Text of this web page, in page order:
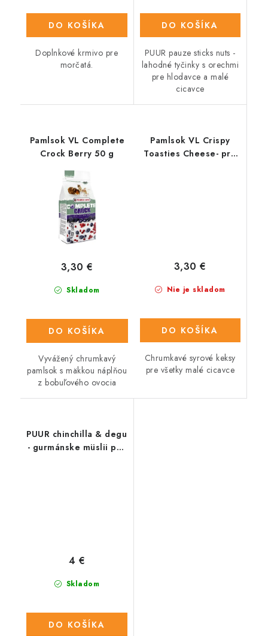
DO KOŠÍKA
Doplnkové krmivo pre
morčatá.
DO KOŠÍKA
PUUR pauze sticks nuts -
lahodné tyčinky s orechmi
pre hlodavce a malé
cicavce
Pamlsok VL Complete
Crock Berry 50 g
Skladom
3,30 €
DO KOŠÍKA
Vyvážený chrumkavý
pamlsok s mäkkou náplňou
z bobuľového ovocia
Pamlsok VL Crispy
Toasties Cheese- pre
Nie je skladom
3,30 €
DO KOŠÍKA
Chrumkavé syrové keksy
pre všetky malé cicavce
PUUR chinchilla & degu
- gurmánske müslii pre
Skladom
4 €
DO KOŠÍKA